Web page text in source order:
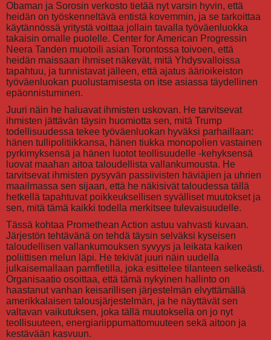
Obaman ja Sorosin verkosto tietää nyt varsin hyvin, että
heidän on työskenneltävä entistä kovemmin, ja se tarkoittaa
käytännössä yritystä voittaa jollain tavalla työväenluokka
takaisin omalle puolelle. Center for American Progressin
Neera Tanden muotoili asian Torontossa toivoen, että
heidän maissaan ihmiset näkevät, mitä Yhdysvalloissa
tapahtuu, ja tunnistavat jälleen, että ajatus äärioikeiston
työväenluokan puolustamisesta on itse asiassa täydellinen
epäonnistuminen.
Juuri näin he haluavat ihmisten uskovan. He tarvitsevat
ihmisten jättävän täysin huomiotta sen, mitä Trump
todellisuudessa tekee työväenluokan hyväksi parhaillaan:
hänen tullipolitiikkansa, hänen tiukka monopolien vastainen
pyrkimyksensä ja hänen luotot teollisuudelle -kehyksensä
luovat maahan aitoa taloudellista vallankumousta. He
tarvitsevat ihmisten pysyvän passiivisten häviäjien ja uhrien
maailmassa sen sijaan, että he näkisivät taloudessa tällä
hetkellä tapahtuvat poikkeuksellisen syvälliset muutokset ja
sen, mitä tämä kaikki todella merkitsee tulevaisuudelle.
Tässä kohtaa Promethean Action astuu vahvasti kuvaan.
Järjestön tehtävänä on tehdä täysin selväksi kyseisen
taloudellisen vallankumouksen syvyys ja leikata kaiken
poliittisen melun läpi. He tekivät juuri näin uudella
julkaisemallaan pamfletilla, joka esittelee tilanteen selkeästi.
Organisaatio osoittaa, että tämä nykyinen hallinto on
haastanut vanhan keisarillisen järjestelmän elvyttämällä
amerikkalaisen talousjärjestelmän, ja he näyttävät sen
valtavan vaikutuksen, joka tällä muutoksella on jo nyt
teollisuuteen, energiariippumattomuuteen sekä aitoon ja
kestävään kasvuun.